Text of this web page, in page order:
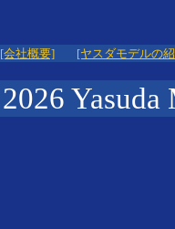
[会社概要] [ヤスダモデルの
2026